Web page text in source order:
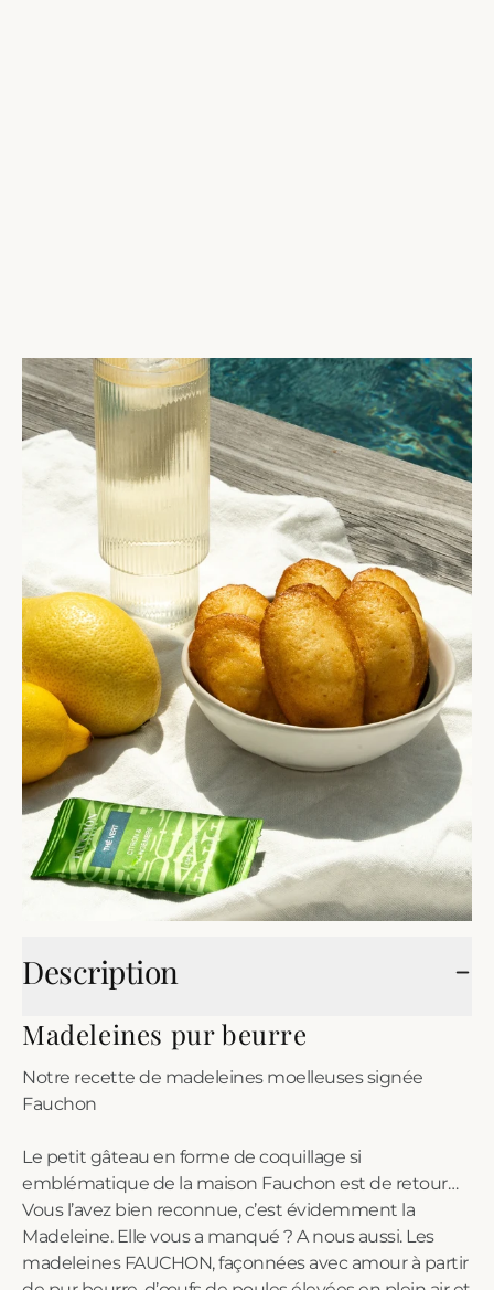
Description
Madeleines pur beurre
Notre recette de madeleines moelleuses signée
Fauchon
Le petit gâteau en forme de coquillage si
emblématique de la maison Fauchon est de retour…
Vous l’avez bien reconnue, c’est évidemment la
Madeleine. Elle vous a manqué ? A nous aussi. Les
madeleines FAUCHON, façonnées avec amour à partir